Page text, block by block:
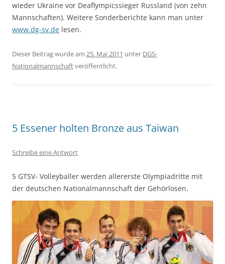
wieder Ukraine vor Deaflympicssieger Russland (von zehn
Mannschaften). Weitere Sonderberichte kann man unter
www.dg-sv.de lesen.
Dieser Beitrag wurde am 25. Mai 2011 unter DGS-
Nationalmannschaftveröffentlicht.
5 Essener holten Bronze aus Taiwan
Schreibe eine Antwort
5 GTSV- Volleyballer werden allererste Olympiadritte mit
der deutschen Nationalmannschaft der Gehörlosen.